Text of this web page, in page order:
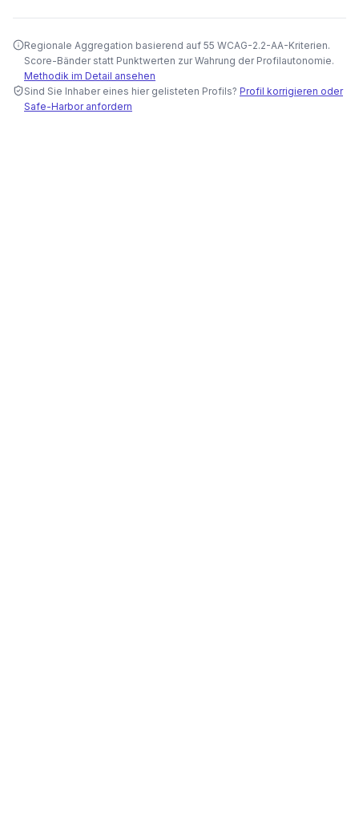
Regionale Aggregation basierend auf 55 WCAG-2.2-AA-Kriterien.
Score-Bänder statt Punktwerten zur Wahrung der Profilautonomie.
Methodik im Detail ansehen
Sind Sie Inhaber eines hier gelisteten Profils? Profil korrigieren oder
Safe-Harbor anfordern